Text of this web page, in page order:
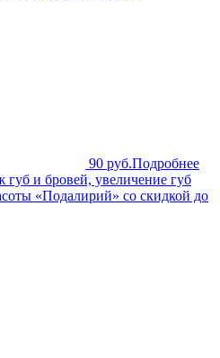
90 руб.Подробнее
и бровей, увеличение губ
«Подалирий» со скидкой до